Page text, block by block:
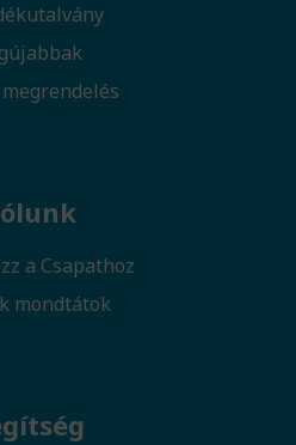
megrendelés
a Csapathoz
mondtátok